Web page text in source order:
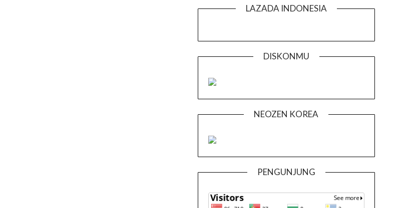
LAZADA INDONESIA
DISKONMU
NEOZEN KOREA
PENGUNJUNG